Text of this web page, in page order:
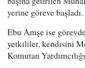
yerine göreve başladı.
Ebu Amşe ise
yetkililer, kendisini
Komutan